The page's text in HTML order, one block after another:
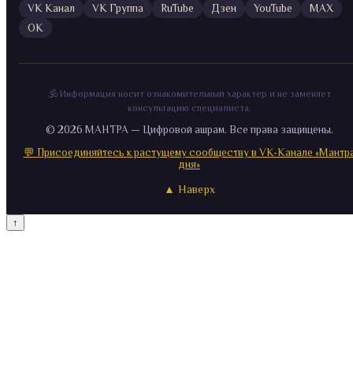
VK Канал VK Группа RuTube Дзен YouTube
MAX
ОК
🕉️ Информация носит ознакомительный характер и не заменяет
консультацию специалиста.
© 2026 МАНТРА — Цифровой ашрам. Все права защищены.
💬 Присоединяйтесь к растущему сообществу в VK-Канале
дня»
▲ Наверх
↑